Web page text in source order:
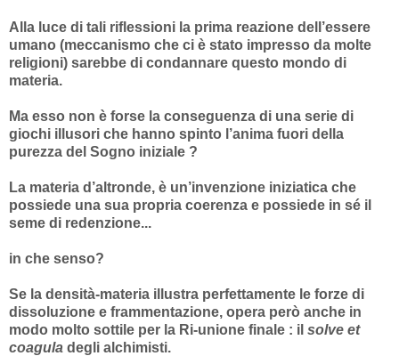
Alla luce di tali riflessioni la prima reazione dell’essere
umano (meccanismo che ci è stato impresso da molte
religioni) sarebbe di condannare questo mondo di
materia.
Ma esso non è forse la conseguenza di una serie di
giochi illusori che hanno spinto l’anima fuori della
purezza del Sogno iniziale ?
La materia d’altronde, è un’invenzione iniziatica che
possiede una sua propria coerenza e possiede in sé il
seme di redenzione...
in che senso?
Se la densità-materia illustra perfettamente le forze di
dissoluzione e frammentazione, opera però anche in
modo molto sottile per la Ri-unione finale : il solve et
coagula degli alchimisti.